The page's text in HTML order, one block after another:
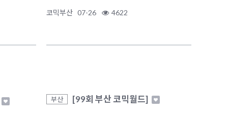
코믹부산 07-26 4622
부산 [99회 부산 코믹월드]